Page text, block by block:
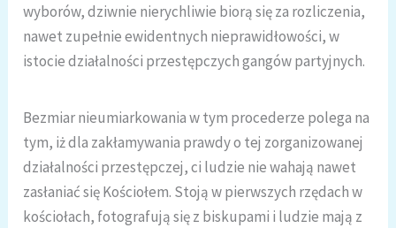
wyborów, dziwnie nierychliwie biorą się za rozliczenia,
nawet zupełnie ewidentnych nieprawidłowości, w
istocie działalności przestępczych gangów partyjnych.
Bezmiar nieumiarkowania w tym procederze polega na
tym, iż dla zakłamywania prawdy o tej zorganizowanej
działalności przestępczej, ci ludzie nie wahają nawet
zasłaniać się Kościołem. Stoją w pierwszych rzędach w
kościołach, fotografują się z biskupami i ludzie mają z